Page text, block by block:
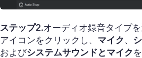
ステップ2.オーディオ録音タイプ
アイコンをクリックし、 マイク、
およびシステムサウンドとマイク